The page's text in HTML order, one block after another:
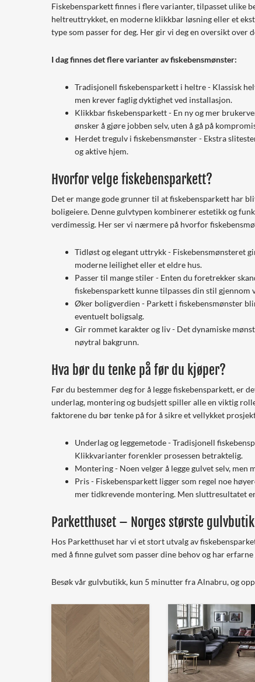
Fiskebensparkett finnes i flere varianter, tilpasset ulike
heltreuttrykket, en moderne klikkbar løsning eller et
type som passer for deg. Her gir vi deg en oversikt over
I dag finnes det flere varianter av fiskebensmønster:
Tradisjonell fiskebensparkett i heltre - Klassisk
men krever faglig dyktighet ved installasjon.
Klikkbar fiskebensparkett - En ny og mer
ønsker å gjøre jobben selv, uten å gå på
Herdet tregulv i fiskebensmønster - Ekstra
og aktive hjem.
Hvorfor velge fiskebensparkett?
Det er mange gode grunner til at fiskebensparkett har
boligeiere. Denne gulvtypen kombinerer estetikk og
verdimessig. Her ser vi nærmere på hvorfor
Tidløst og elegant uttrykk - Fiskebensmønsteret
moderne leilighet eller et eldre hus.
Passer til mange stiler - Enten du foretrekker
fiskebensparkett kunne tilpasses din stil gjennom
Øker boligverdien - Parkett i fiskebensmønster
eventuelt boligsalg.
Gir rommet karakter og liv - Det dynamiske
nøytral bakgrunn.
Hva bør du tenke på før du kjøper?
Før du bestemmer deg for å legge fiskebensparkett, er
underlag, montering og budsjett spiller alle en viktig
faktorene du bør tenke på for å sikre et vellykket
Underlag og leggemetode - Tradisjonell
Klikkvarianter forenkler prosessen betraktelig.
Montering - Noen velger å legge gulvet selv,
Pris - Fiskebensparkett ligger som regel noe
mer tidkrevende montering. Men sluttresultatet
Parketthuset – Norges største
Hos Parketthuset har vi et stort utvalg av
med å finne gulvet som passer dine behov og har
Besøk vår gulvbutikk, kun 5 minutter fra Alnabru, og